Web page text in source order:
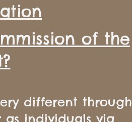
of the
different through
individuals via